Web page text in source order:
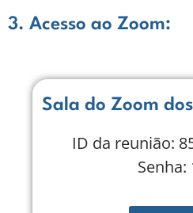
3. Acesso ao Zoom:
Sala do Zoom
ID da reunião:
Senha: